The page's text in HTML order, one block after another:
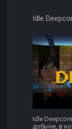
Idle
Idle
добыче, в